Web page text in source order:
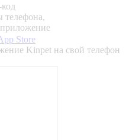
Store
Kinpet на свой телефон